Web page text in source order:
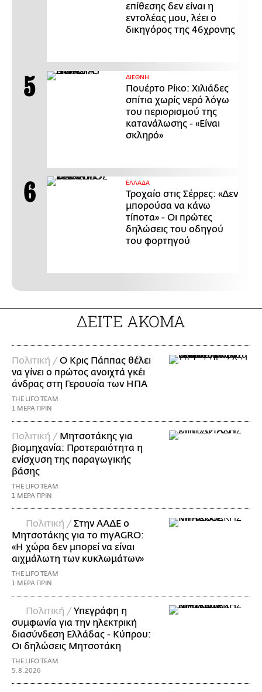
επίθεσης δεν είναι η
εντολέας μου, λέει ο
δικηγόρος της 46χρονης
ΔΙΕΘΝΗ
Πουέρτο Ρίκο: Χιλιάδες
σπίτια χωρίς νερό λόγω
του περιορισμού της
κατανάλωσης - «Είναι
σκληρό»
ΕΛΛΑΔΑ
Τροχαίο στις Σέρρες: «Δεν
μπορούσα να κάνω
τίποτα» - Οι πρώτες
δηλώσεις του οδηγού
του φορτηγού
ΔΕΙΤΕ ΑΚΟΜΑ
Πολιτική /Ο Κρις Πάππας θέλει
να γίνει ο πρώτος ανοιχτά γκέι
άνδρας στη Γερουσία των ΗΠΑ
THE LIFO TEAM
1 ΜΕΡΑ ΠΡΙΝ
Πολιτική / Μητσοτάκης για
βιομηχανία: Προτεραιότητα η
ενίσχυση της παραγωγικής
βάσης
THE LIFO TEAM
1 ΜΕΡΑ ΠΡΙΝ
Πολιτική /Στην ΑΑΔΕ ο
Μητσοτάκης για το myAGRO:
«Η χώρα δεν μπορεί να είναι
αιχμάλωτη των κυκλωμάτων»
THE LIFO TEAM
1 ΜΕΡΑ ΠΡΙΝ
Πολιτική /Υπεγράφη η
συμφωνία για την ηλεκτρική
διασύνδεση Ελλάδας - Κύπρου:
Οι δηλώσεις Μητσοτάκη
THE LIFO TEAM
5.8.2026